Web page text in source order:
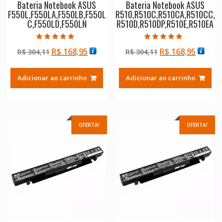
Bateria Notebook ASUS
F550L,F550LA,F550LB,F550L
C,F550LD,F550LN
5.00
de 5
R$304,11 O
original
era:
R$ 168,95O
atual
é:
Adicionar ao carrinho
Bateria Notebook ASUS
R510,R510C,R510CA,R510CC,
R510D,R510DP,R510E,R510EA
4.50
de 5
R$304,11 O
original
era:
R$ 168,95O
atual
é:
Adicionar ao carrinho
OFERTA! OFERTA!